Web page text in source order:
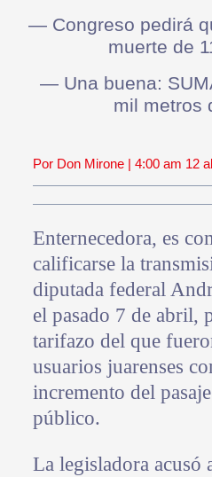
— Congreso pedirá
muerte de
— Una buena:
mil metros
Por Don Mirone | 4:00 am 12
Enternecedora, es
calificarse la
diputada federal
el pasado 7 de abril,
tarifazo del que
usuarios juarenses
incremento del
público.
La legisladora acusó